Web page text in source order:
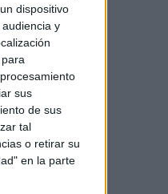
dispositivo
y
sus
de sus
tal
o retirar su
en la parte